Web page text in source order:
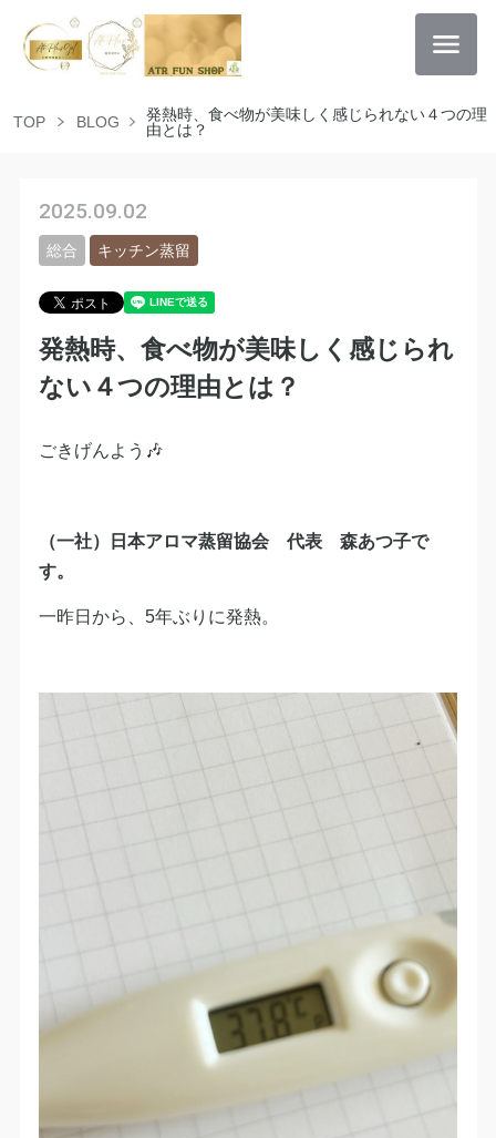
TOP BLOG
発熱時、食べ物が美味しく感じられない４つの理
由とは？
2025.09.02
総合 キッチン蒸留
発熱時、食べ物が美味しく感じられ
ない４つの理由とは？
ごきげんよう🎶
（一社）日本アロマ蒸留協会 代表 森あつ子で
す。
一昨日から、5年ぶりに発熱。